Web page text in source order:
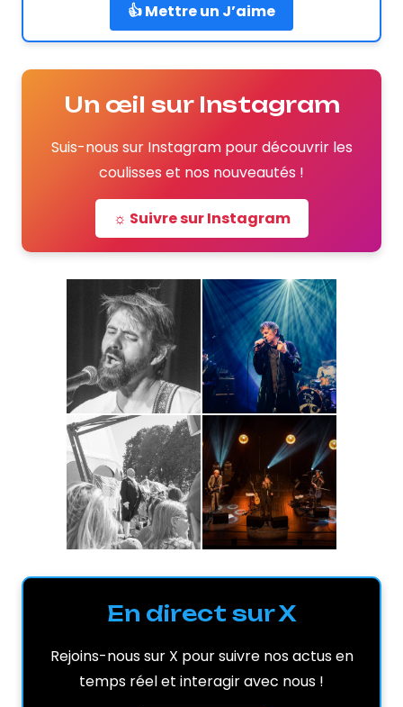
👍 Mettre un J’aime
Un œil sur Instagram
Suis-nous sur Instagram pour découvrir les
coulisses et nos nouveautés !
☼ Suivre sur Instagram
En direct sur X
Rejoins-nous sur X pour suivre nos actus en
temps réel et interagir avec nous !